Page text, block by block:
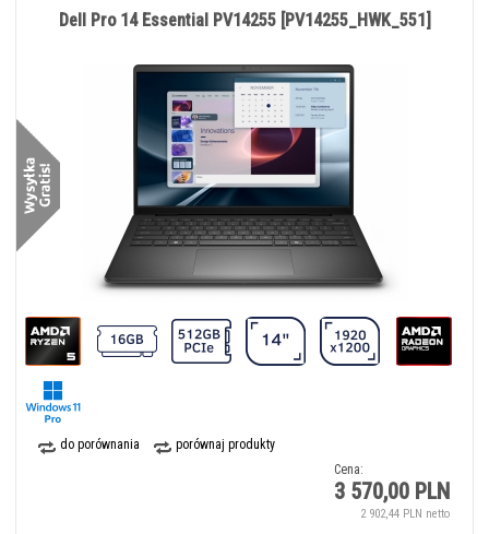
do porównania
porównaj produkty
Cena:
3 570,00 PLN
2 902,44 PLN netto
Dell Pro 14 Essential PV14255 [PV14255_HWK_551]